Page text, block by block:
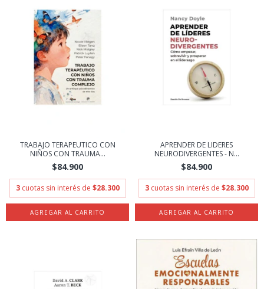
TRABAJO TERAPEUTICO CON
NIÑOS CON TRAUMA...
$84.900
3 cuotas sin interés de $28.300
APRENDER DE LIDERES
NEURODIVERGENTES - N...
$84.900
3 cuotas sin interés de $28.300